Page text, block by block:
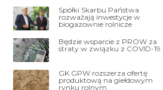
Spółki Skarbu Państwa
rozważają inwestycje w
biogazownie rolnicze
Będzie wsparcie z PROW za
straty w związku z COVID-19
GK GPW rozszerza ofertę
produktową na giełdowym
rynku rolnym